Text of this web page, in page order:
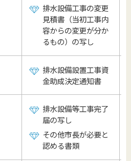
排水設備工事の変更
見積書（当初工事内
容からの変更が分か
るもの）の写し
排水設備設置工事資
金助成決定通知書
排水設備等工事完了
届の写し
その他市長が必要と
認める書類